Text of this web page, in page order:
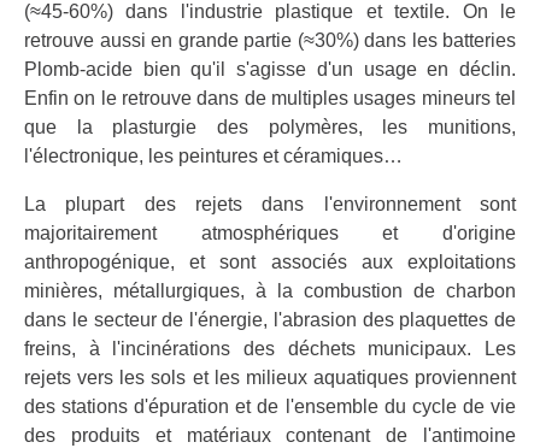
(≈45-60%) dans l'industrie plastique et textile. On le
retrouve aussi en grande partie (≈30%) dans les batteries
Plomb-acide bien qu'il s'agisse d'un usage en déclin.
Enfin on le retrouve dans de multiples usages mineurs tel
que la plasturgie des polymères, les munitions,
l'électronique, les peintures et céramiques…
La plupart des rejets dans l'environnement sont
majoritairement atmosphériques et d'origine
anthropogénique, et sont associés aux exploitations
minières, métallurgiques, à la combustion de charbon
dans le secteur de l'énergie, l'abrasion des plaquettes de
freins, à l'incinérations des déchets municipaux. Les
rejets vers les sols et les milieux aquatiques proviennent
des stations d'épuration et de l'ensemble du cycle de vie
des produits et matériaux contenant de l'antimoine